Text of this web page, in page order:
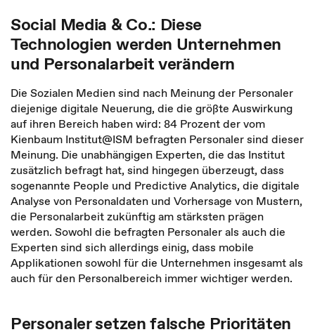
Social Media & Co.: Diese
Technologien werden Unternehmen
und Personalarbeit verändern
Die Sozialen Medien sind nach Meinung der Personaler
diejenige digitale Neuerung, die die größte Auswirkung
auf ihren Bereich haben wird: 84 Prozent der vom
Kienbaum Institut@ISM befragten Personaler sind dieser
Meinung. Die unabhängigen Experten, die das Institut
zusätzlich befragt hat, sind hingegen überzeugt, dass
sogenannte People und Predictive Analytics, die digitale
Analyse von Personaldaten und Vorhersage von Mustern,
die Personalarbeit zukünftig am stärksten prägen
werden. Sowohl die befragten Personaler als auch die
Experten sind sich allerdings einig, dass mobile
Applikationen sowohl für die Unternehmen insgesamt als
auch für den Personalbereich immer wichtiger werden.
Personaler setzen falsche Prioritäten